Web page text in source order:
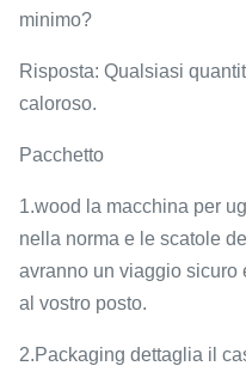
minimo?
Risposta: Qualsiasi
caloroso.
Pacchetto
1.wood la macchina per
nella norma e le scatole
avranno un viaggio sicuro
al vostro posto.
2.Packaging dettaglia il